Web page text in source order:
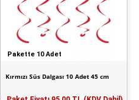
Pakette 10 Adet
Kırmızı Süs Dalgası 10 Adet 45 cm